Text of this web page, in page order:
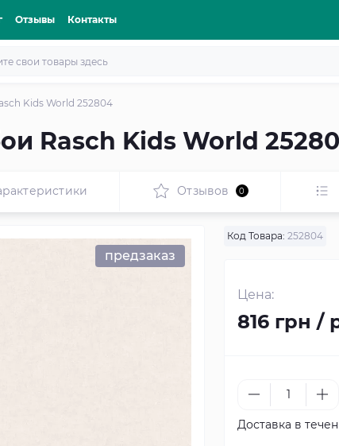
Отзывы Контакты
Kids World 252804
Rasch Kids World
Отзывов 0
предзаказ
Код Товара: 252804
Цена:
816 грн /
Доставка в